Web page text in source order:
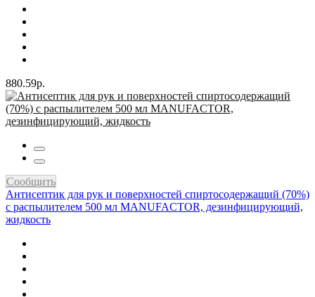
880.59р.
Сообщить
Антисептик для рук и поверхностей спиртосодержащий (70%)
с распылителем 500 мл MANUFACTOR, дезинфицирующий,
жидкость